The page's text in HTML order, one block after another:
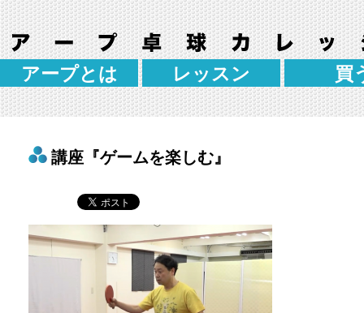
アープとは レッスン 買
講座『ゲームを楽しむ』